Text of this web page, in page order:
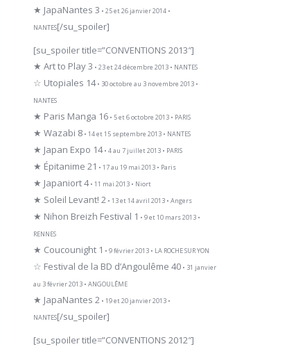
★ JapaNantes 3 • 25 et 26 janvier 2014 •
NANTES[/su_spoiler]
[su_spoiler title=”CONVENTIONS 2013″]
★ Art to Play 3 • 23 et 24 décembre 2013 • NANTES
☆ Utopiales 14• 30 octobre au 3 novembre 2013 •
NANTES
★ Paris Manga 16 • 5 et 6 octobre 2013 • PARIS
★ Wazabi 8 • 14 et 15 septembre 2013 • NANTES
★ Japan Expo 14• 4 au 7 juillet 2013 • PARIS
★ Épitanime 21 • 17 au 19 mai 2013 • Paris
★ Japaniort 4• 11 mai 2013 • Niort
★ Soleil Levant! 2 • 13 et 14 avril 2013 • Angers
★ Nihon Breizh Festival 1 • 9 et 10 mars 2013 •
RENNES
★ Coucounight 1 • 9 février 2013 • LA ROCHE SUR YON
☆ Festival de la BD d’Angoulême 40 • 31 janvier
au 3 février 2013 • ANGOULÊME
★ JapaNantes 2 • 19 et 20 janvier 2013 •
NANTES[/su_spoiler]
[su_spoiler title=”CONVENTIONS 2012″]